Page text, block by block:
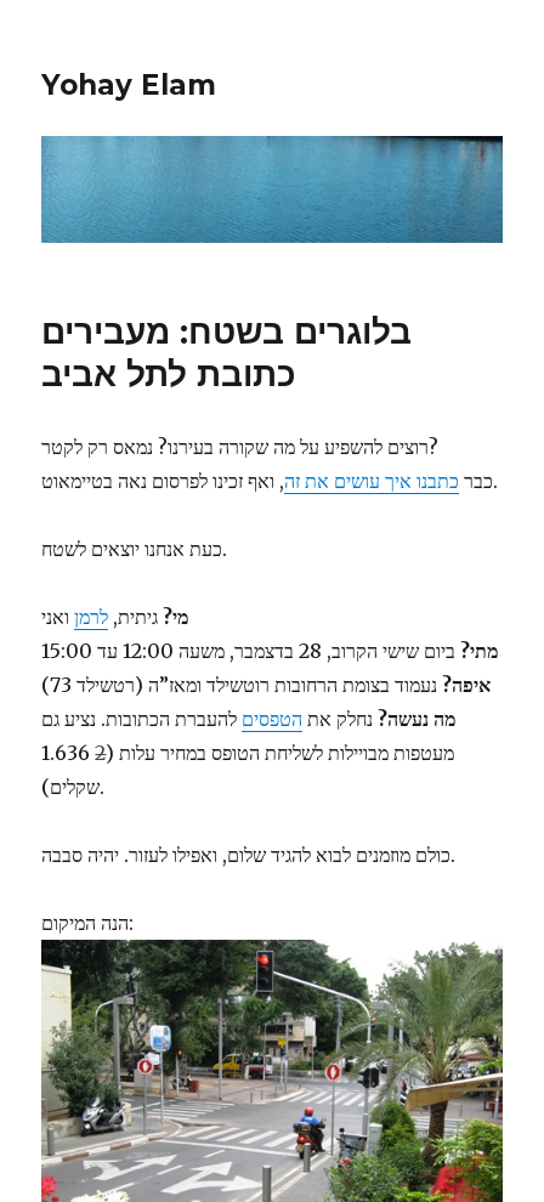
Yohay Elam
בלוגרים בשטח: מעבירים
כתובת לתל אביב
רוצים להשפיע על מה שקורה בעירנו? נמאס רק לקטר?
כבר כתבנו איך עושים את זה , ואף זכינו לפרסום נאה בטיימאוט.
כעת אנחנו יוצאים לשטח.
מי? גיתית, לרמןואני
מתי? ביום שישי הקרוב, 28 בדצמבר, משעה 12:00 עד 15:00
איפה? נעמוד בצומת הרחובות רוטשילד ומאז”ה (רטשילד 73)
מה נעשה? נחלק את הטפסים להעברת הכתובות. נציע גם
מעטפות מבויילות לשליחת הטופס במחיר עלות (2
1.636
שקלים).
כולם מוזמנים לבוא להגיד שלום, ואפילו לעזור. יהיה סבבה.
הנה המיקום: